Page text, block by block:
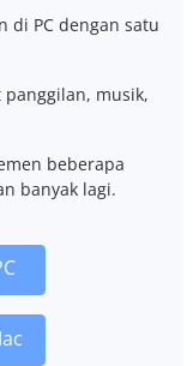
di PC dengan satu
musik,
beberapa
banyak lagi.